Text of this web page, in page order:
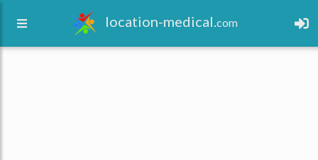
location-medical.com